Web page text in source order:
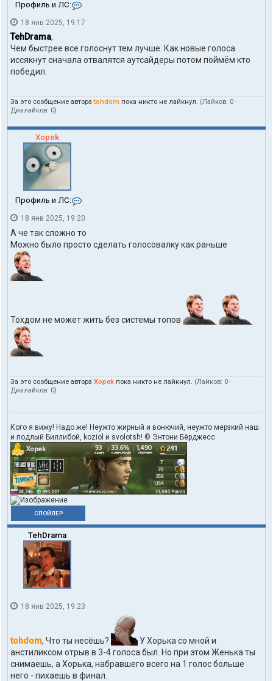
Профиль и ЛС:
н
к
т
л
о
h
o
m
18 янв 2025, 19:17
TehDrama,
Чем быстрее все голоснут тем лучше. Как новые голоса
иссякнут сначала отвалятся аутсайдеры потом поймём кто
победил.
За это сообщение автораtohdom пока никто не лайкнул. (Лайков: 0 ·
Дизлайков: 0)
Xopek
Профиль и ЛС:
н
т
а
к
з
л
я
p
e
k
18 янв 2025, 19:20
А че так сложно то
Можно было просто сделать голосовалку как раньше
Тохдом не может жить без системы топов
За это сообщение автора Xopek пока никто не лайкнул. (Лайков: 0 ·
Дизлайков: 0)
Кого я вижу! Надо же! Неужто жирный и вонючий, неужто мерзкий наш
и подлый Биллибой, koziol и svolotsh! © Энтони Бёрджесс
СПОЙЛЕР
TehDrama
18 янв 2025, 19:23
tohdom, Что ты несёшь?
У Хорька со мной и
анстиликсом отрыв в 3-4 голоса был. Но при этом Женька ты
снимаешь, а Хорька, набравшего всего на 1 голос больше
него - пихаешь в финал.